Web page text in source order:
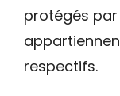
protégés par
respectifs.